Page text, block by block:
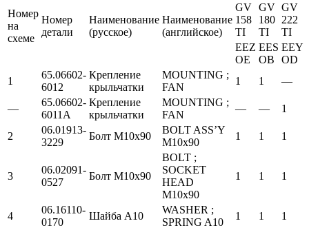
Номер
на
схеме
Номер
детали
Наименование
(русское)
Наименование
(английское)
GV
158
TI
GV
180
TI
GV
222
TI
EEZ
OE
EES
OB
EEY
OD
1
65.06602-
6012
Крепление
крыльчатки
MOUNTING ;
FAN
1 1 —
—
65.06602-
6011А
Крепление
крыльчатки
MOUNTING ;
FAN
— — 1
2
06.01913-
3229
Болт М10х90
BOLT ASS’Y
M10x90
1 1 1
3
06.02091-
0527
Болт М10х90
BOLT ;
SOCKET
HEAD
M10x90
1 1 1
4
06.16110-
0170
Шайба А10
WASHER ;
SPRING A10
1 1 1